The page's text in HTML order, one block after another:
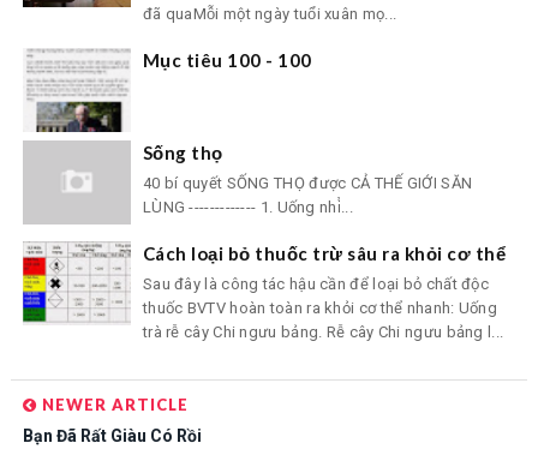
đã quaMỗi một ngày tuổi xuân mọ...
Mục tiêu 100 - 100
Sống thọ
40 bí quyết SỐNG THỌ được CẢ THẾ GIỚI SĂN
LÙNG ------------- 1. Uống nhi̓...
Cách loại bỏ thuốc trừ sâu ra khỏi cơ thể
Sau đây là công tác hậu cần để loại bỏ chất độc
thuốc BVTV hoàn toàn ra khỏi cơ thể nhanh: Uống
trà rễ cây Chi ngưu bảng. Rễ cây Chi ngưu bảng l...
NEWER ARTICLE
Bạn Đã Rất Giàu Có Rồi